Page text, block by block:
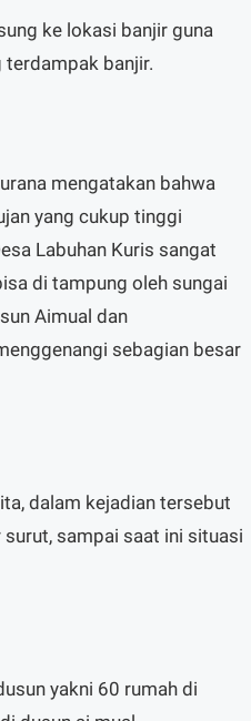
ke lokasi banjir guna
terdampak banjir.
mengatakan bahwa
yang cukup tinggi
Labuhan Kuris sangat
di tampung oleh sungai
Aimual dan
sebagian besar
dalam kejadian tersebut
sampai saat ini situasi
yakni 60 rumah di